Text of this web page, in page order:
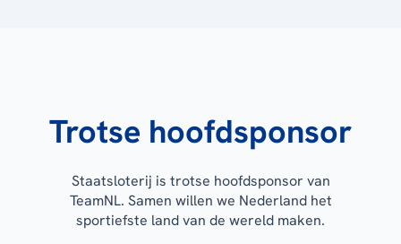
Trotse hoofdsponsor
Staatsloterij is trotse hoofdsponsor van
TeamNL. Samen willen we Nederland het
sportiefste land van de wereld maken.